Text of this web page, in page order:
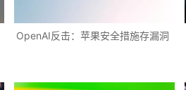
OpenAI反击：苹果安全措施存漏洞